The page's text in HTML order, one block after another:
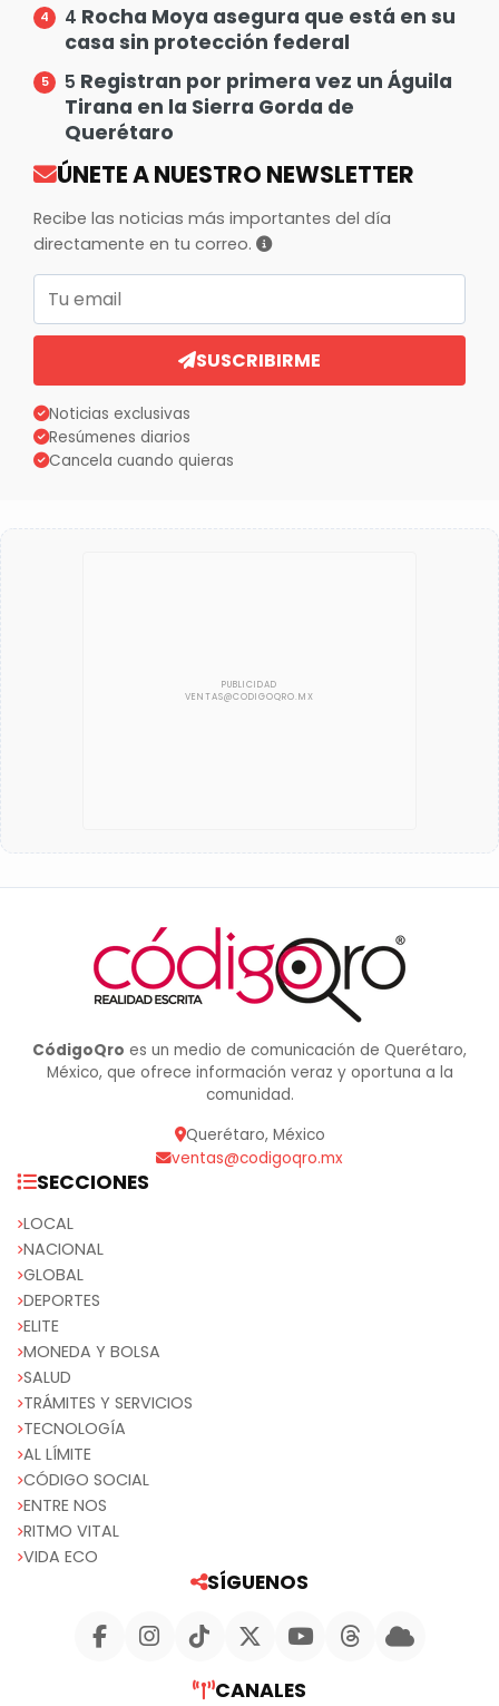
4 Rocha Moya asegura que está en su
casa sin protección federal
5 Registran por primera vez un Águila
Tirana en la Sierra Gorda de
Querétaro
ÚNETE A NUESTRO NEWSLETTER
Recibe las noticias más importantes del día
directamente en tu correo.
Correo electrónico
SUSCRIBIRME
Noticias exclusivas
Resúmenes diarios
Cancela cuando quieras
CódigoQro es un medio de comunicación de Querétaro,
México, que ofrece información veraz y oportuna a la
comunidad.
Querétaro, México
ventas@codigoqro.mx
SECCIONES
LOCAL
NACIONAL
GLOBAL
DEPORTES
ELITE
MONEDA Y BOLSA
SALUD
TRÁMITES Y SERVICIOS
TECNOLOGÍA
AL LÍMITE
CÓDIGO SOCIAL
ENTRE NOS
RITMO VITAL
VIDA ECO
SÍGUENOS
CANALES